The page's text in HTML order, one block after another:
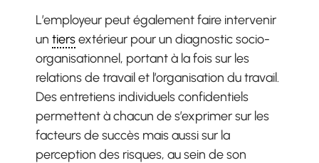
L’employeur peut également faire intervenir
un tiersextérieur pour un diagnostic socio-
organisationnel, portant à la fois sur les
relations de travail et l’organisation du travail.
Des entretiens individuels confidentiels
permettent à chacun de s’exprimer sur les
facteurs de succès mais aussi sur la
perception des risques, au sein de son